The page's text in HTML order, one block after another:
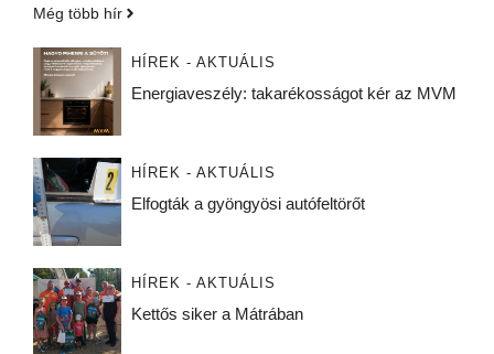
Még több hír
HÍREK - AKTUÁLIS
Energiaveszély: takarékosságot kér az MVM
HÍREK - AKTUÁLIS
Elfogták a gyöngyösi autófeltörőt
HÍREK - AKTUÁLIS
Kettős siker a Mátrában